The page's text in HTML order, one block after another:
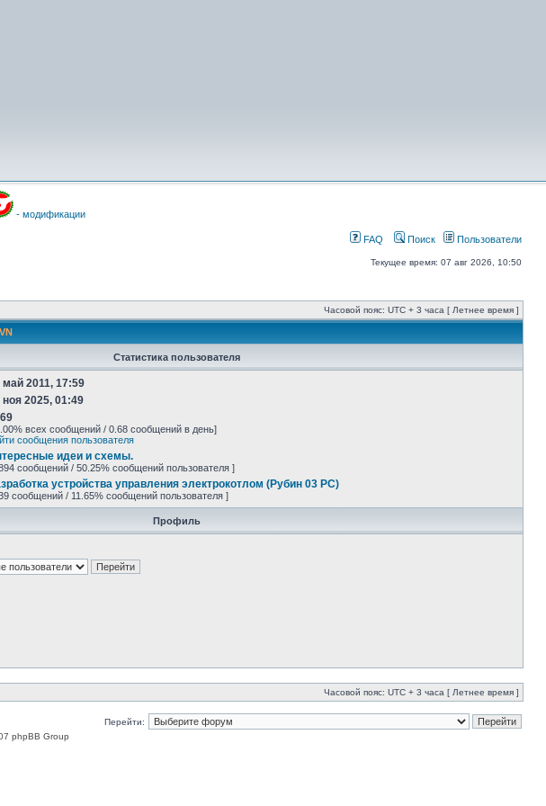
- модификации
FAQ Поиск Пользователи
Текущее время: 07 авг 2026, 10:50
Часовой пояс: UTC + 3 часа [ Летнее время ]
Статистика пользователя
май 2011, 17:59
ноя 2025, 01:49
всех сообщений / 0.68 сообщений в день]
сообщения пользователя
идеи и схемы.
сообщений / 50.25% сообщений пользователя ]
устройства управления электрокотлом (Рубин 03 РС)
сообщений / 11.65% сообщений пользователя ]
Профиль
Часовой пояс: UTC + 3 часа [ Летнее время ]
Перейти:
phpBB Group